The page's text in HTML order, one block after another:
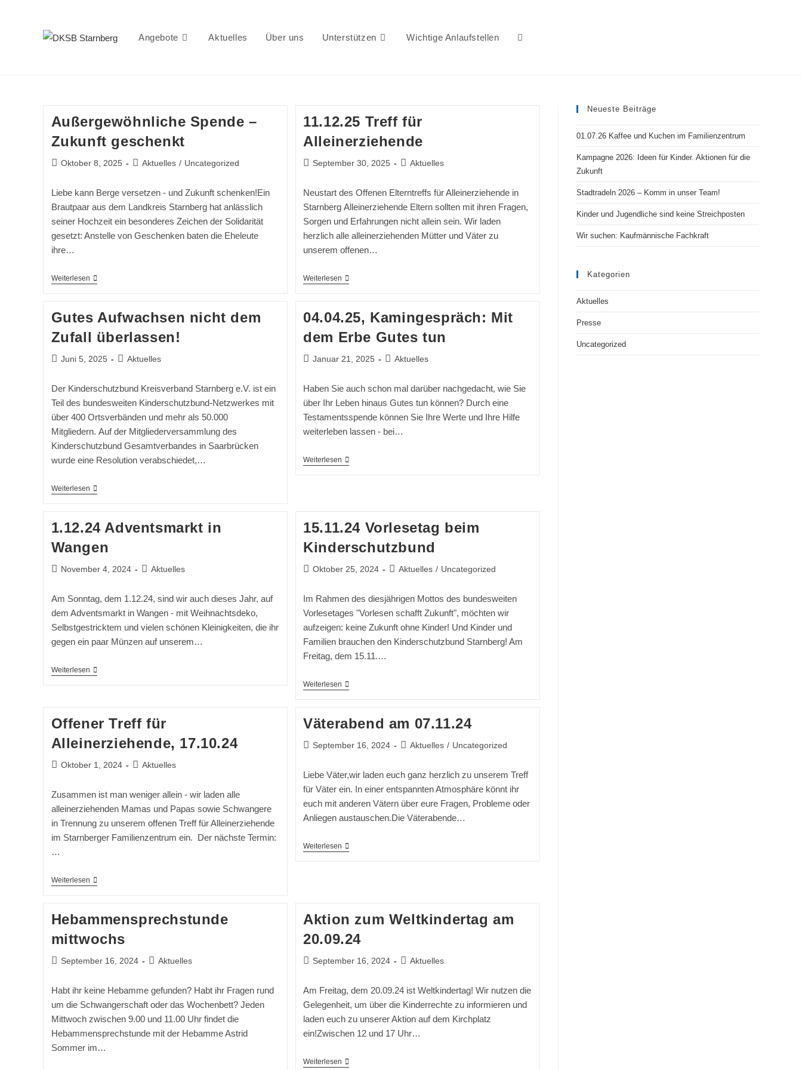
Angebote Aktuelles Über uns Unterstützen Wichtige Anlaufstellen Website-
Außergewöhnliche Spende –
Zukunft geschenkt
Beitrag
Oktober 8, 2025
Beitrags-
Aktuelles / Uncategorized
Liebe kann Berge versetzen - und Zukunft schenken!Ein
Brautpaar aus dem Landkreis Starnberg hat anlässlich
seiner Hochzeit ein besonderes Zeichen der Solidarität
gesetzt: Anstelle von Geschenken baten die Eheleute
ihre…
WeiterlesenAußergewöhnliche
Geschenkt
11.12.25 Treff für
Alleinerziehende
Beitrag
September 30, 2025
Beitrags-
Aktuelles
Neustart des Offenen Elterntreffs für Alleinerziehende in
Starnberg Alleinerziehende Eltern sollten mit ihren Fragen,
Sorgen und Erfahrungen nicht allein sein. Wir laden
herzlich alle alleinerziehenden Mütter und Väter zu
unserem offenen…
Weiterlesen 11.12.25
Gutes Aufwachsen nicht dem
Zufall überlassen!
Beitrag
Juni 5, 2025
Beitrags-
Aktuelles
Der Kinderschutzbund Kreisverband Starnberg e.V. ist ein
Teil des bundesweiten Kinderschutzbund-Netzwerkes mit
über 400 Ortsverbänden und mehr als 50.000
Mitgliedern. Auf der Mitgliederversammlung des
Kinderschutzbund Gesamtverbandes in Saarbrücken
wurde eine Resolution verabschiedet,…
WeiterlesenGutes
Zufall
04.04.25, Kamingespräch: Mit
dem Erbe Gutes tun
Beitrag
Januar 21, 2025
Beitrags-
Aktuelles
Haben Sie auch schon mal darüber nachgedacht, wie Sie
über Ihr Leben hinaus Gutes tun können? Durch eine
Testamentsspende können Sie Ihre Werte und Ihre Hilfe
weiterleben lassen - bei…
Weiterlesen 04.04.25,
1.12.24 Adventsmarkt in
Wangen
Beitrag
November 4, 2024
Beitrags-
Aktuelles
Am Sonntag, dem 1.12.24, sind wir auch dieses Jahr, auf
dem Adventsmarkt in Wangen - mit Weihnachtsdeko,
Selbstgestricktem und vielen schönen Kleinigkeiten, die ihr
gegen ein paar Münzen auf unserem…
Weiterlesen1.12.24
15.11.24 Vorlesetag beim
Kinderschutzbund
Beitrag
Oktober 25, 2024
Beitrags-
Aktuelles / Uncategorized
Im Rahmen des diesjährigen Mottos des bundesweiten
Vorlesetages "Vorlesen schafft Zukunft", möchten wir
aufzeigen: keine Zukunft ohne Kinder! Und Kinder und
Familien brauchen den Kinderschutzbund Starnberg! Am
Freitag, dem 15.11.…
Weiterlesen 15.11.24
Offener Treff für
Alleinerziehende, 17.10.24
Beitrag
Oktober 1, 2024
Beitrags-
Aktuelles
Zusammen ist man weniger allein - wir laden alle
alleinerziehenden Mamas und Papas sowie Schwangere
in Trennung zu unserem offenen Treff für Alleinerziehende
im Starnberger Familienzentrum ein. Der nächste Termin:
…
WeiterlesenOffener
17.10.24
Väterabend am 07.11.24
Beitrag
September 16, 2024
Beitrags-
Aktuelles / Uncategorized
Liebe Väter,wir laden euch ganz herzlich zu unserem Treff
für Väter ein. In einer entspannten Atmosphäre könnt ihr
euch mit anderen Vätern über eure Fragen, Probleme oder
Anliegen austauschen.Die Väterabende…
Weiterlesen Väterabend
Hebammensprechstunde
mittwochs
Beitrag
September 16, 2024
Beitrags-
Aktuelles
Habt ihr keine Hebamme gefunden? Habt ihr Fragen rund
um die Schwangerschaft oder das Wochenbett? Jeden
Mittwoch zwischen 9.00 und 11.00 Uhr findet die
Hebammensprechstunde mit der Hebamme Astrid
Sommer im…
Aktion zum Weltkindertag am
20.09.24
Beitrag
September 16, 2024
Beitrags-
Aktuelles
Am Freitag, dem 20.09.24 ist Weltkindertag! Wir nutzen die
Gelegenheit, um über die Kinderrechte zu informieren und
laden euch zu unserer Aktion auf dem Kirchplatz
ein!Zwischen 12 und 17 Uhr…
Weiterlesen Aktion
Neueste Beiträge
01.07.26 Kaffee und Kuchen im Familienzentrum
Kampagne 2026: Ideen für Kinder. Aktionen für die
Zukunft
Stadtradeln 2026 – Komm in unser Team!
Kinder und Jugendliche sind keine Streichposten
Wir suchen: Kaufmännische Fachkraft
Kategorien
Aktuelles
Presse
Uncategorized